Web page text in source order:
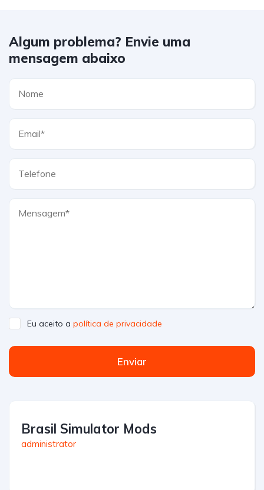
Algum problema? Envie uma
mensagem abaixo
Eu aceito a política de privacidade
Enviar
Brasil Simulator Mods
administrator